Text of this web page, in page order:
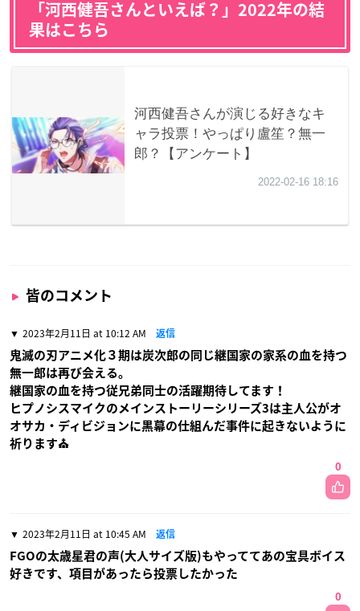
「河西健吾さんといえば？」2022年の結
果はこちら
皆のコメント
2023年2月11日 at 10:12 AM 返信
鬼滅の刃アニメ化３期は炭次郎の同じ継国家の家系の血を持つ
無一郎は再び会える。
継国家の血を持つ従兄弟同士の活躍期待してます！
ヒプノシスマイクのメインストーリーシリーズ3は主人公がオ
オサカ・ディビジョンに黒幕の仕組んだ事件に起きないように
祈ります⛪️
0
2023年2月11日 at 10:45 AM 返信
FGOの太歳星君の声(大人サイズ版)もやっててあの宝具ボイス
好きです、項目があったら投票したかった
0